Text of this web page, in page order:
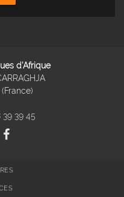
d'Afrique
39 39 45